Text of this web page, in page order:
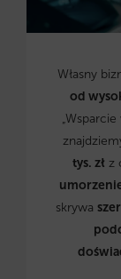
Własny
od
tys. zł z
skrywa